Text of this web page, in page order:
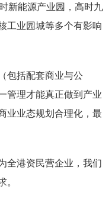
新能源产业园，高时九
工业园城等多个有影响
包括配套商业与公
管理才能真正做到产业
业业态规划合理化，最
全港资民营企业，我们